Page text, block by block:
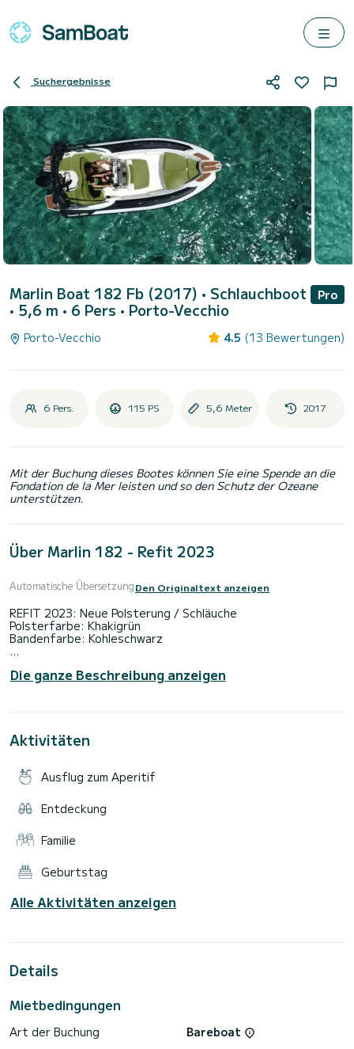
Suchergebnisse
Marlin Boat 182 Fb (2017) • Schlauchboot
• 5,6 m • 6 Pers • Porto-Vecchio
Pro
Porto-Vecchio 4.5 (13 Bewertungen)
6 Pers. 115 PS 5,6 Meter 2017
Mit der Buchung dieses Bootes können Sie eine Spende an die
Fondation de la Mer leisten und so den Schutz der Ozeane
unterstützen.
Über Marlin 182 - Refit 2023
Automatische ÜbersetzungDen Originaltext anzeigen
REFIT 2023: Neue Polsterung / Schläuche
Polsterfarbe: Khakigrün
Bandenfarbe: Kohleschwarz
Wasserkapazität: 40 L
Länge: 5m55
GPS/Echolot, Radio (BT), Sonnendach aus mikroperforiertem
Badeleiter & Klarwasser-Dusche.
Die ganze Beschreibung anzeigen
Aktivitäten
Ausflug zum Aperitif
Entdeckung
Familie
Geburtstag
Alle Aktivitäten anzeigen
Details
Mietbedingungen
Art der Buchung
Bareboat